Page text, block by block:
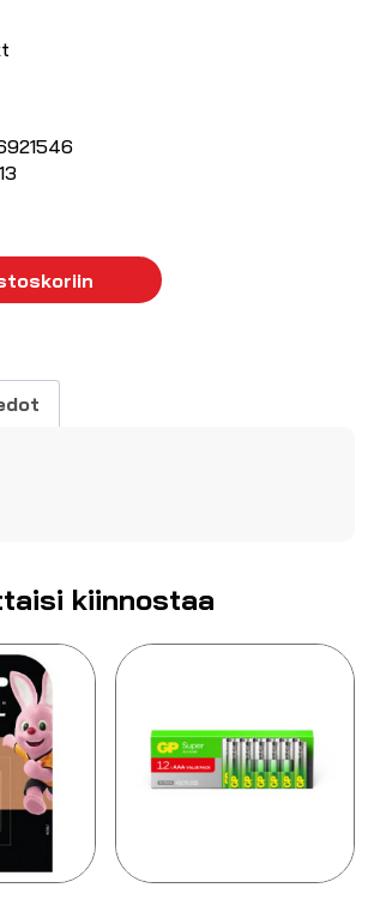
13
kiinnostaa